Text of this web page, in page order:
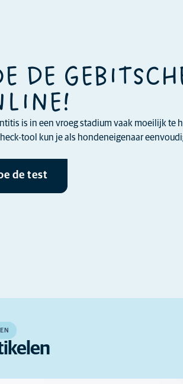
DE
is in een vroeg stadium vaak moeilijk te
tool kun je als hondeneigenaar
de test